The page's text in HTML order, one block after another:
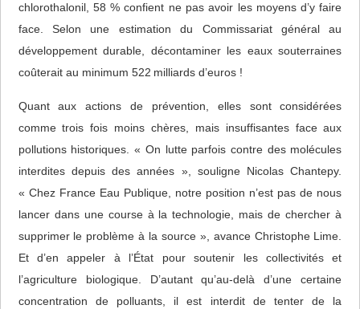
chlorothalonil, 58 % confient ne pas avoir les moyens d’y faire
face. Selon une estimation du Commissariat général au
développement durable, décontaminer les eaux souterraines
coûterait au minimum 522 milliards d’euros !
Quant aux actions de prévention, elles sont considérées
comme trois fois moins chères, mais insuffisantes face aux
pollutions historiques. « On lutte parfois contre des molécules
interdites depuis des années », souligne Nicolas Chantepy.
« Chez France Eau Publique, notre position n’est pas de nous
lancer dans une course à la technologie, mais de chercher à
supprimer le problème à la source », avance Christophe Lime.
Et d’en appeler à l’État pour soutenir les collectivités et
l’agriculture biologique. D’autant qu’au-delà d’une certaine
concentration de polluants, il est interdit de tenter de la